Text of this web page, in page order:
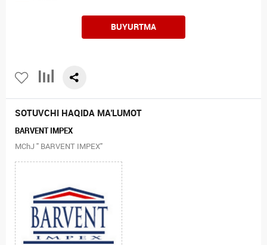
BUYURTMA
SOTUVCHI HAQIDA MA'LUMOT
BARVENT IMPEX
MChJ " BARVENT IMPEX"